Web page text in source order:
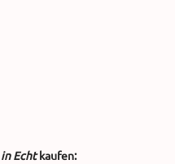
in Echtkaufen: